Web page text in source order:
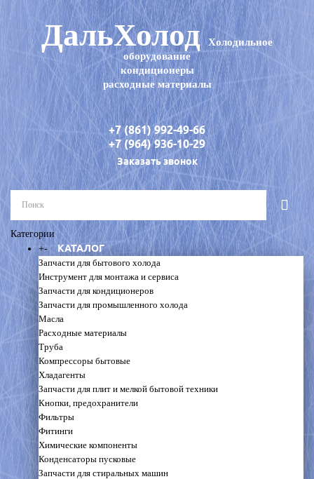
ДальХолодХолодильное
оборудование
кондиционеры
расходные материалы
+7 (861) 992-49-66
+7 (964) 936-10-29
Заказать звонок
Категории
+- КАТАЛОГ
Запчасти для бытового холода
Инструмент для монтажа и сервиса
Запчасти для кондиционеров
Запчасти для промышленного холода
Масла
Расходные материалы
Труба
Компрессоры бытовые
Хладагенты
Запчасти для плит и мелкой бытовой техники
Кнопки, предохранители
Фильтры
Фитинги
Химические компоненты
Конденсаторы пусковые
Запчасти для стиральных машин